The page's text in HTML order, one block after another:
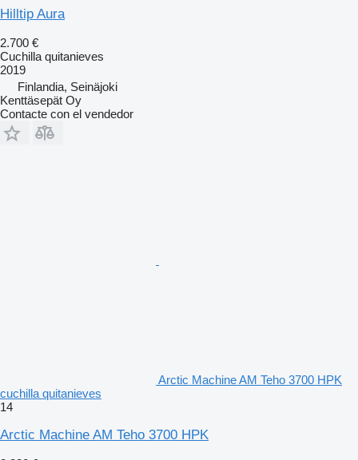
Hilltip Aura
2.700 €
Cuchilla quitanieves
2019
Finlandia, Seinäjoki
Kenttäsepät Oy
Contacte con el vendedor
Arctic Machine AM Teho 3700 HPK
cuchilla quitanieves
14
Arctic Machine AM Teho 3700 HPK